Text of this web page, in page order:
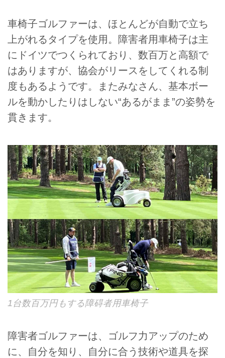
車椅子ゴルファーは、ほとんどが自動で立ち
上がれるタイプを使用。障害者用車椅子は主
にドイツでつくられており、数百万と高額で
はありますが、協会がリースをしてくれる制
度もあるようです。またみなさん、基本ボー
ルを動かしたりはしない“あるがまま”の姿勢を
貫きます。
1台数百万円もする障碍者用車椅子
障害者ゴルファーは、ゴルフ力アップのため
に、自分を知り、自分に合う技術や道具を探